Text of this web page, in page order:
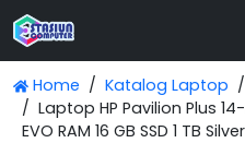
Home Katalog Laptop
Laptop HP Pavilion Plus 14-
EVO RAM 16 GB SSD 1 TB